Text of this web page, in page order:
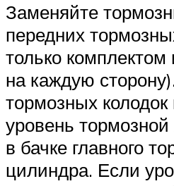
Заменяйте
передних
только
на каждую
тормозных колодок
уровень
в бачке главного
цилиндра. Если